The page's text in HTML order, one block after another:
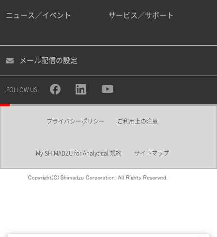
職種
ニュース／イベント サービス／サポート
メール配信の設定
FOLLOW US
プライバシーポリシー ご利用上の注意
My SHIMADZU for Analytical 規約 サイトマップ